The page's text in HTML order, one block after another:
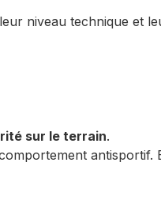
niveau technique
sur le terrain.